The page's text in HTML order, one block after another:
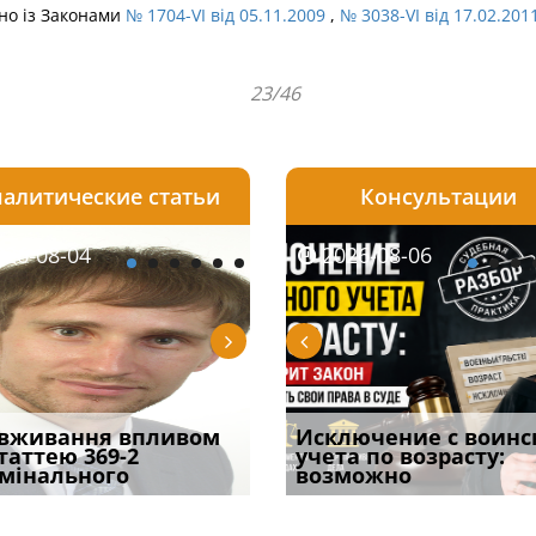
із Законами № 1704-VI від 05.11.2009 , № 3038-VI від 17.02.2011
23/46
05
військової
за ігн
2026-08-05
Чоловік помер, але
позика залишилася: як
фраза «на
статьи
08-04
впливом
369-2
2026-08-04
Переоформлення
відстрочки за іншою
підставою: нов
Консультации
2026-07-24
у житлі або офісі:
діяти з перших
2026-08-06
Исключение с
учета по возрасту:
возможно
2026-07-30
Восьмий ААС
підтвердив, що
може скас